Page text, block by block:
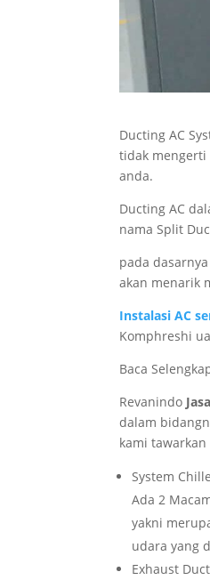
Ducting AC
tidak mengerti
anda.
Ducting AC
nama Split
pada
akan menarik
Instalasi AC
Komphreshi
Baca
Revanindo
dalam
kami
System
Ada 2
yakni
udara yang
Exhaust Duct